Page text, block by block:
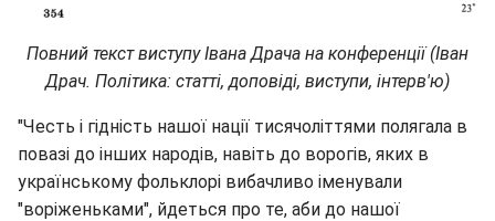
Повний текст виступу Івана Драча на конференції (Іван
Драч. Політика: статті, доповіді, виступи, інтерв'ю)
"Честь і гідність нашої нації тисячоліттями полягала в
повазі до інших народів, навіть до ворогів, яких в
українському фольклорі вибачливо іменували
"воріженьками", йдеться про те, аби до нашої